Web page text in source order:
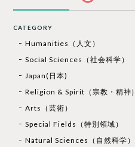
CATEGORY
Humanities（人文）
Social Sciences（社会科学）
Japan(日本)
Religion & Spirit（宗教・精神）
Arts（芸術）
Special Fields（特別領域）
Natural Sciences（自然科学）